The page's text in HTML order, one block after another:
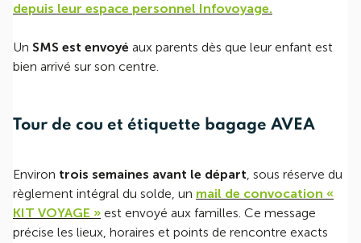
depuis leur espace personnel Infovoyage.
Un SMS est envoyé aux parents dès que leur enfant est
bien arrivé sur son centre.
Tour de cou et étiquette bagage AVEA
Environ trois semaines avant le départ, sous réserve du
règlement intégral du solde, un mail de convocation «
KIT VOYAGE » est envoyé aux familles. Ce message
précise les lieux, horaires et points de rencontre exacts